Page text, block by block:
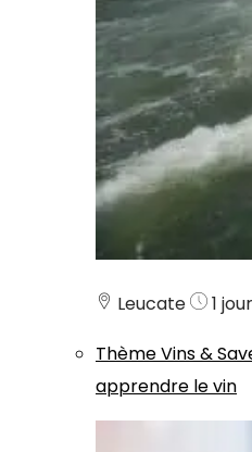
Leucate
1
ThèmeVins &
apprendre le vin